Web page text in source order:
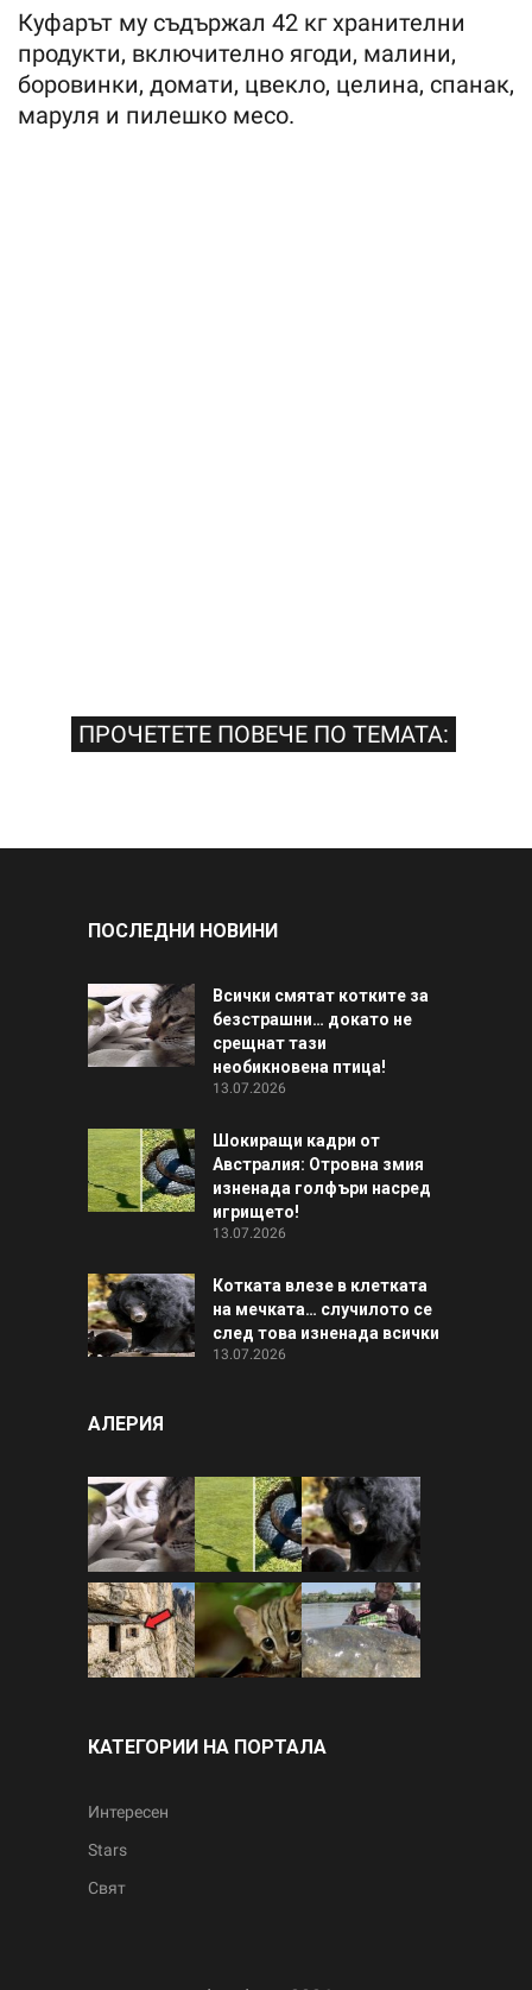
Куфарът му съдържал 42 кг хранителни
продукти, включително ягоди, малини,
боровинки, домати, цвекло, целина, спанак,
маруля и пилешко месо.
ПРОЧЕТЕТЕ ПОВЕЧЕ ПО ТЕМАТА:
ПОСЛЕДНИ НОВИНИ
Всички смятат котките за
безстрашни… докато не
срещнат тази
необикновена птица!
13.07.2026
Шокиращи кадри от
Австралия: Отровна змия
изненада голфъри насред
игрището!
13.07.2026
Котката влезе в клетката
на мечката… случилото се
след това изненада всички
13.07.2026
АЛЕРИЯ
КАТЕГОРИИ НА ПОРТАЛА
Интересен
Stars
Свят